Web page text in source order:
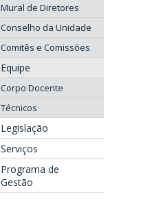
Mural de Diretores
Conselho da Unidade
Comitês e Comissões
Equipe
Corpo Docente
Técnicos
Legislação
Serviços
Programa de
Gestão